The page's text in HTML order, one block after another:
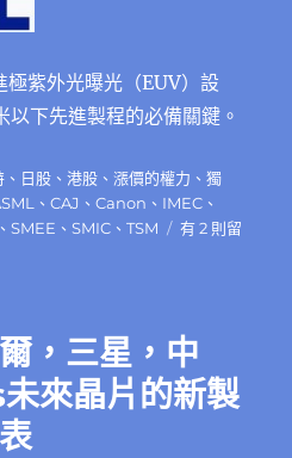
紫外光曝光（EUV）設
下先進製程的必備關鍵。
、 日股 、港股 、漲價的權力 、獨
、CAJ 、Canon 、 IMEC 、
、SMEE 、SMIC 、TSM
在
台
積
電
有 2 則留
，三星，中
來晶片的新製